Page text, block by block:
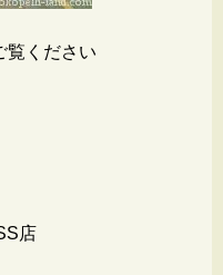
覧ください
店